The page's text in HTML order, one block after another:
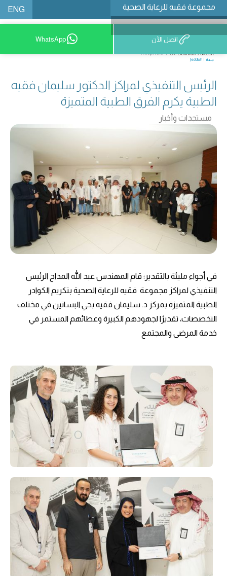
مجموعة فقيه للرعاية الصحية ENG
9200 12777 اتصل الآن WhatsApp
الرئيس التنفيذي لمراكز الدكتور سليمان فقيه
الطبية يكرم الفرق الطبية المتميزة
مستجدات وأخبار
في أجواء مليئة بالتقدير؛ قام المهندس عبد الله المداح الرئيس
التنفيذي لمراكز مجموعة ‫ فقيه للرعاية الصحية بتكريم الكوادر
الطبية المتميزة بمركز د. سليمان فقيه بحي البساتين في مختلف
التخصصات، تقديرًا لجهودهم الكبيرة وعطائهم المستمر في
خدمة المرضى والمجتمع